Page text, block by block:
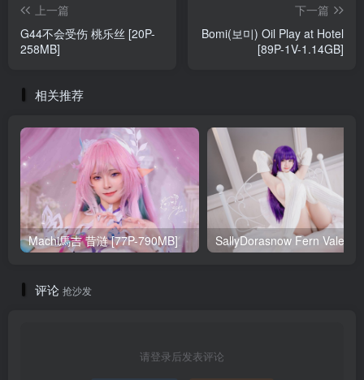
上一篇
G44不会受伤 桃乐丝 [20P-
258MB]
下一篇
Bomi(보미) Oil Play at Hotel
[89P-1V-1.14GB]
相关推荐
Machi馬吉 昔涟 [77P-790MB]
评论 抢沙发
请登录后发表评论